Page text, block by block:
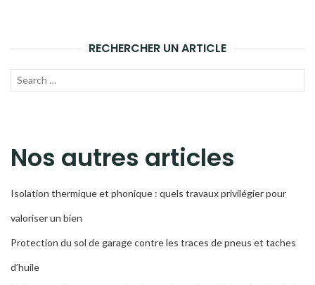
RECHERCHER UN ARTICLE
Recherche
Nos autres articles
Isolation thermique et phonique : quels travaux privilégier pour
valoriser un bien
Protection du sol de garage contre les traces de pneus et taches
d’huile